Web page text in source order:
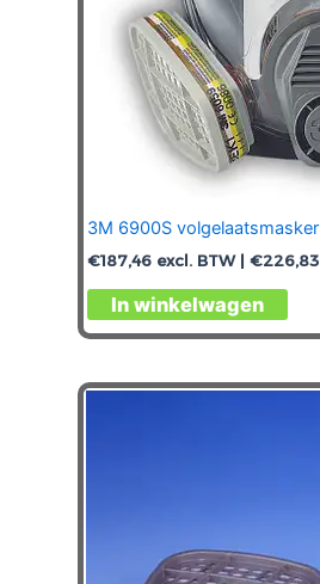
3M 6900S volgelaatsmasker
€187,46 excl. BTW | €226,83
In winkelwagen